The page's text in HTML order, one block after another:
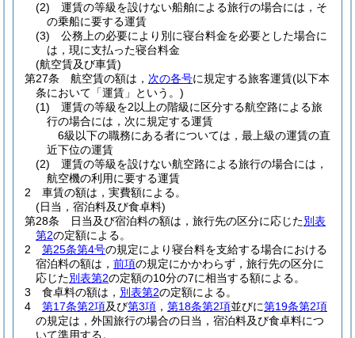
(2)
運賃の等級を設けない船舶による旅行の場合には，そ
の乗船に要する運賃
(3)
公務上の必要により別に寝台料金を必要とした場合に
は，現に支払った寝台料金
(航空賃及び車賃)
第27条
航空賃の額は， 次の各号に規定する旅客運賃(以下本
条において「運賃」という。)
(1)
運賃の等級を2以上の階級に区分する航空路による旅
行の場合には，次に規定する運賃
6級以下の職務にある者については，最上級の運賃の直
近下位の運賃
(2)
運賃の等級を設けない航空路による旅行の場合には，
航空機の利用に要する運賃
2
車賃の額は，実費額による。
(日当，宿泊料及び食卓料)
第28条
日当及び宿泊料の額は，旅行先の区分に応じた別表
第2の定額による。
2
第25条第4号の規定により寝台料を支給する場合における
宿泊料の額は， 前項の規定にかかわらず，旅行先の区分に
応じた別表第2の定額の10分の7に相当する額による。
3
食卓料の額は， 別表第2の定額による。
4
第17条第2項及び第3項 ， 第18条第2項並びに第19条第2項
の規定は，外国旅行の場合の日当，宿泊料及び食卓料につ
いて準用する。